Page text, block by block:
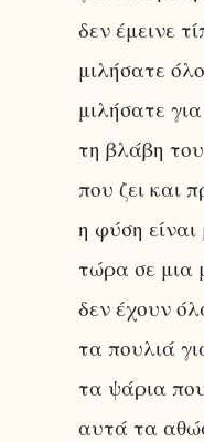
δεν έμεινε
μιλήσατε
μιλήσατε
τη βλάβη
που ζει και
η φύση
τώρα σε μια
δεν έχουν
τα πουλιά
τα ψάρια
αυτά τα